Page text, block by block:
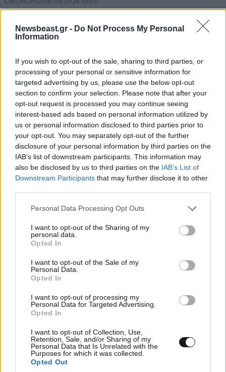
Newsbeast.gr - Do Not Process My Personal
Information
If you wish to opt-out of the sale, sharing to third parties, or
processing of your personal or sensitive information for
targeted advertising by us, please use the below opt-out
section to confirm your selection. Please note that after your
opt-out request is processed you may continue seeing
interest-based ads based on personal information utilized by
us or personal information disclosed to third parties prior to
your opt-out. You may separately opt-out of the further
disclosure of your personal information by third parties on the
IAB’s list of downstream participants. This information may
also be disclosed by us to third parties on the IAB’s List of
Downstream Participants that may further disclose it to other
Please note that this website/app uses one or more Google
not limited to your visit or usage behaviour. You may click to
grant or deny consent to Google and its third-party tags to
use your data for below specified purposes in below Google
consent section.
Personal Data Processing Opt Outs
I want to opt-out of the Sharing of my
personal data.
Opted In
I want to opt-out of the Sale of my
Personal Data.
Opted In
I want to opt-out of processing my
Personal Data for Targeted Advertising.
Opted In
I want to opt-out of Collection, Use,
Retention, Sale, and/or Sharing of my
Personal Data that Is Unrelated with the
Purposes for which it was collected.
Opted Out
Ποιοι φορολογούμενοι θα λάβουν email ή
τηλεφώνημα από την ΑΑΔΕ για φορολογικές
εκκρεμότητες